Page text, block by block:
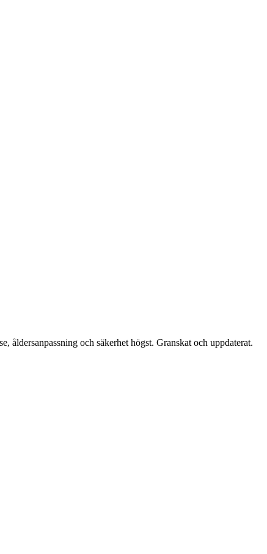
åldersanpassning och säkerhet högst. Granskat och uppdaterat.